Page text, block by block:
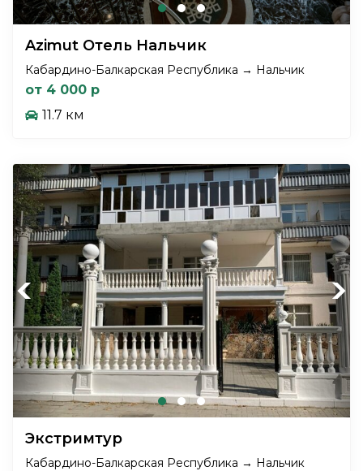
Azimut Отель Нальчик
Кабардино-Балкарская Республика → Нальчик
от 4 000 р
11.7 км
Previous Next
Экстримтур
Кабардино-Балкарская Республика → Нальчик